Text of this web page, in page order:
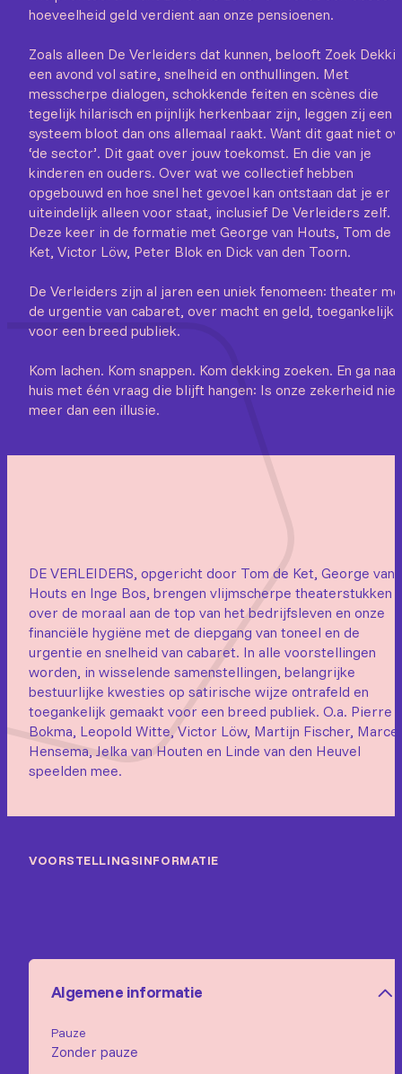
hoeveelheid geld verdient aan onze pensioenen.
Zoals alleen De Verleiders dat kunnen, belooft Zoek
een avond vol satire, snelheid en onthullingen. Met
messcherpe dialogen, schokkende feiten en scènes die
tegelijk hilarisch en pijnlijk herkenbaar zijn, leggen zij een
systeem bloot dan ons allemaal raakt. Want dit gaat niet
‘de sector’. Dit gaat over jouw toekomst. En die van je
kinderen en ouders. Over wat we collectief hebben
opgebouwd en hoe snel het gevoel kan ontstaan dat je er
uiteindelijk alleen voor staat, inclusief De Verleiders zelf.
Deze keer in de formatie met George van Houts, Tom de
Ket, Victor Löw, Peter Blok en Dick van den Toorn.
De Verleiders zijn al jaren een uniek fenomeen: theater
de urgentie van cabaret, over macht en geld, toegankelijk
voor een breed publiek.
Kom lachen. Kom snappen. Kom dekking zoeken. En ga naar
huis met één vraag die blijft hangen: Is onze zekerheid niet
meer dan een illusie.
DE VERLEIDERS, opgericht door Tom de Ket, George van
Houts en Inge Bos, brengen vlijmscherpe theaterstukken
over de moraal aan de top van het bedrijfsleven en onze
financiële hygiëne met de diepgang van toneel en de
urgentie en snelheid van cabaret. In alle voorstellingen
worden, in wisselende samenstellingen, belangrijke
bestuurlijke kwesties op satirische wijze ontrafeld en
toegankelijk gemaakt voor een breed publiek. O.a. Pierre
Bokma, Leopold Witte, Victor Löw, Martijn Fischer, Marcel
Hensema, Jelka van Houten en Linde van den Heuvel
speelden mee.
VOORSTELLINGSINFORMATIE
Algemene informatie
Pauze
Zonder pauze